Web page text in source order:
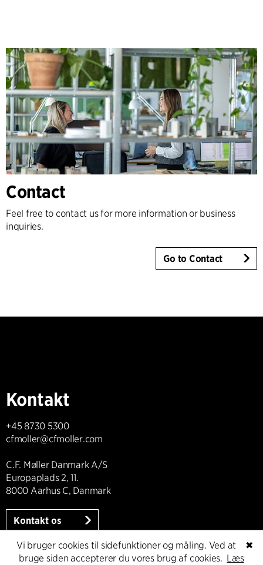
Contact
Feel free to contact us for more information or business
inquiries.
Go to Contact
Kontakt
+45 8730 5300
cfmoller@cfmoller.com
C.F. Møller Danmark A/S
Europaplads 2, 11.
8000 Aarhus C, Danmark
Kontakt os
✖
Vi bruger cookies til sidefunktioner og måling. Ved at
bruge siden accepterer du vores brug af cookies. Læs